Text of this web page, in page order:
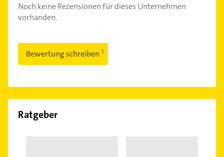
Noch keine Rezensionen für dieses Unternehmen
vorhanden.
Bewertung schreiben
Ratgeber